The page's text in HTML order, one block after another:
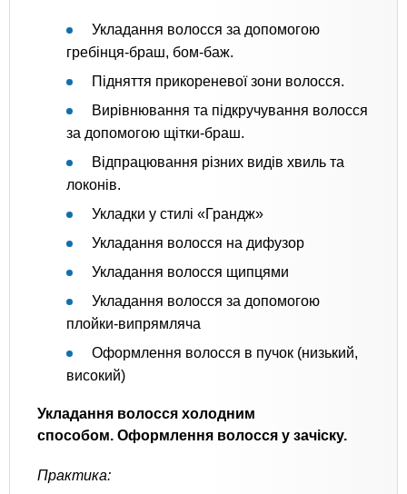
Укладання волосся за допомогою
гребінця-браш, бом-баж.
Підняття прикореневої зони волосся.
Вирівнювання та підкручування волосся
за допомогою щітки-браш.
Відпрацювання різних видів хвиль та
локонів.
Укладки у стилі «Грандж»
Укладання волосся на дифузор
Укладання волосся щипцями
Укладання волосся за допомогою
плойки-випрямляча
Оформлення волосся в пучок (низький,
високий)
Укладання волосся холодним
способом. Оформлення волосся у зачіску.
Практика: